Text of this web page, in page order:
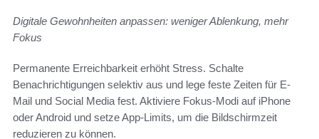
Digitale Gewohnheiten anpassen: weniger Ablenkung, mehr
Fokus
Permanente Erreichbarkeit erhöht Stress. Schalte
Benachrichtigungen selektiv aus und lege feste Zeiten für E-
Mail und Social Media fest. Aktiviere Fokus-Modi auf iPhone
oder Android und setze App-Limits, um die Bildschirmzeit
reduzieren zu können.